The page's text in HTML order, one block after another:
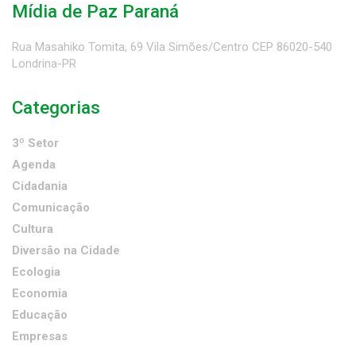
Mídia de Paz Paraná
Rua Masahiko Tomita, 69 Vila Simões/Centro CEP 86020-540
Londrina-PR
Categorias
3º Setor
Agenda
Cidadania
Comunicação
Cultura
Diversão na Cidade
Ecologia
Economia
Educação
Empresas